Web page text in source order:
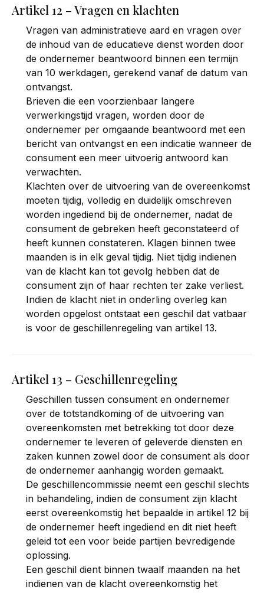
Artikel 12 – Vragen en klachten
Vragen van administratieve aard en vragen over
de inhoud van de educatieve dienst worden door
de ondernemer beantwoord binnen een termijn
van 10 werkdagen, gerekend vanaf de datum van
ontvangst.
Brieven die een voorzienbaar langere
verwerkingstijd vragen, worden door de
ondernemer per omgaande beantwoord met een
bericht van ontvangst en een indicatie wanneer de
consument een meer uitvoerig antwoord kan
verwachten.
Klachten over de uitvoering van de overeenkomst
moeten tijdig, volledig en duidelijk omschreven
worden ingediend bij de ondernemer, nadat de
consument de gebreken heeft geconstateerd of
heeft kunnen constateren. Klagen binnen twee
maanden is in elk geval tijdig. Niet tijdig indienen
van de klacht kan tot gevolg hebben dat de
consument zijn of haar rechten ter zake verliest.
Indien de klacht niet in onderling overleg kan
worden opgelost ontstaat een geschil dat vatbaar
is voor de geschillenregeling van artikel 13.
Artikel 13 – Geschillenregeling
Geschillen tussen consument en ondernemer
over de totstandkoming of de uitvoering van
overeenkomsten met betrekking tot door deze
ondernemer te leveren of geleverde diensten en
zaken kunnen zowel door de consument als door
de ondernemer aanhangig worden gemaakt.
De geschillencommissie neemt een geschil slechts
in behandeling, indien de consument zijn klacht
eerst overeenkomstig het bepaalde in artikel 12 bij
de ondernemer heeft ingediend en dit niet heeft
geleid tot een voor beide partijen bevredigende
oplossing.
Een geschil dient binnen twaalf maanden na het
indienen van de klacht overeenkomstig het